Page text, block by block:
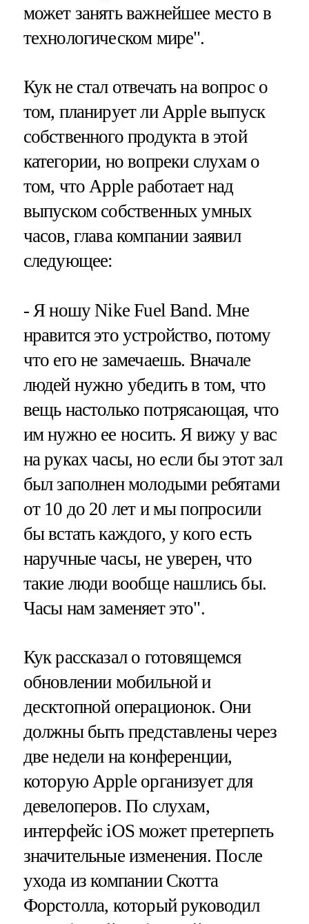
может занять важнейшее место в
технологическом мире".
Кук не стал отвечать на вопрос о
том, планирует ли Apple выпуск
собственного продукта в этой
категории, но вопреки слухам о
том, что Apple работает над
выпуском собственных умных
часов, глава компании заявил
следующее:
- Я ношу Nike Fuel Band. Мне
нравится это устройство, потому
что его не замечаешь. Вначале
людей нужно убедить в том, что
вещь настолько потрясающая, что
им нужно ее носить. Я вижу у вас
на руках часы, но если бы этот зал
был заполнен молодыми ребятами
от 10 до 20 лет и мы попросили
бы встать каждого, у кого есть
наручные часы, не уверен, что
такие люди вообще нашлись бы.
Часы нам заменяет это".
Кук рассказал о готовящемся
обновлении мобильной и
десктопной операционок. Они
должны быть представлены через
две недели на конференции,
которую Apple организует для
девелоперов. По слухам,
интерфейс iOS может претерпеть
значительные изменения. После
ухода из компании Скотта
Форстолла, который руководил